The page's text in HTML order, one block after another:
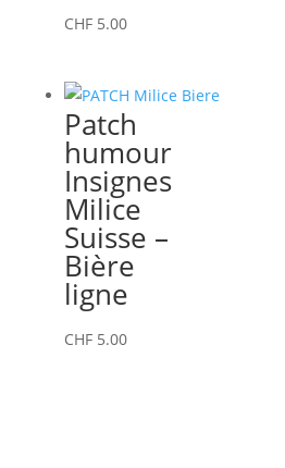
CHF5.00
Patch
humour
Insignes
Milice
Suisse –
Bière
ligne
CHF5.00